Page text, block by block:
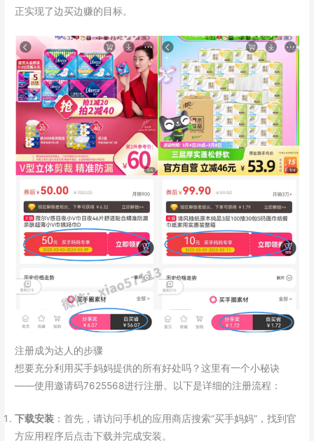
正实现了边买边赚的目标。
注册成为达人的步骤
想要充分利用买手妈妈提供的所有好处吗？这里有一个小秘诀
——使用邀请码7625568进行注册。以下是详细的注册流程：
下载安装 ：首先，请访问手机的应用商店搜索“买手妈妈”，找到官
方应用程序后点击下载并完成安装。